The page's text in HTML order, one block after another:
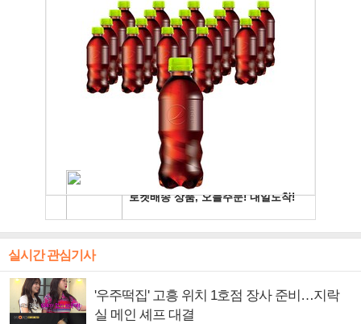
실시간 관심기사
'우주떡집' 고흥 위치 1호점 장사 준비…지락
실 메인 셰프 대결